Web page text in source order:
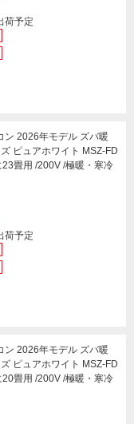
荷予定
2026年モデル ズバ暖
ピュアホワイト MSZ-FD
畳用 /200V /極暖・寒冷
荷予定
2026年モデル ズバ暖
ピュアホワイト MSZ-FD
畳用 /200V /極暖・寒冷